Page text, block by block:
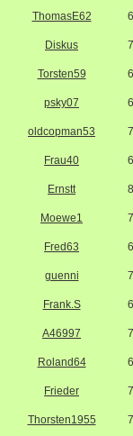
ThomasE62
Diskus
Torsten59
psky07
oldcopman53
Frau40
Ernstt
Moewe1
Fred63
guenni
Frank.S
A46997
Roland64
Frieder
Thorsten1955